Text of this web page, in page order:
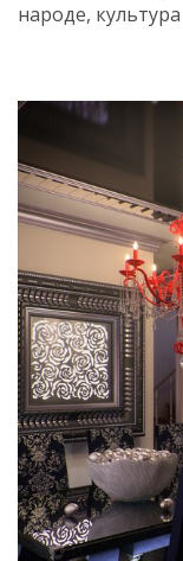
народе,
Источник:
v-
interere-
tonkosti-
dlya-
oformleniya-
dizayna